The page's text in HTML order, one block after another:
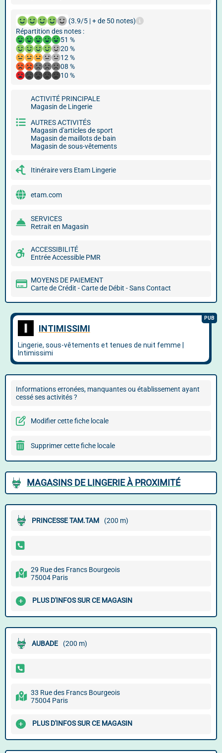
(3.9/5 | + de 50 notes)
Répartition des notes :
51 %
20 %
12 %
08 %
10 %
ACTIVITÉ PRINCIPALE
Magasin de Lingerie
AUTRES ACTIVITÉS
Magasin d'articles de sport
Magasin de maillots de bain
Magasin de sous-vêtements
Itinéraire vers Etam Lingerie
etam.com
SERVICES
Retrait en Magasin
ACCESSIBILITÉ
Entrée Accessible PMR
MOYENS DE PAIEMENT
Carte de Crédit - Carte de Débit - Sans Contact
Informations erronées, manquantes ou établissement ayant
cessé ses activités ?
Modifier cette fiche locale
Supprimer cette fiche locale
MAGASINS DE LINGERIE À PROXIMITÉ
PRINCESSE TAM.TAM (200 m)
29 Rue des Francs Bourgeois
75004 Paris
PLUS D'INFOS SUR CE MAGASIN
AUBADE (200 m)
33 Rue des Francs Bourgeois
75004 Paris
PLUS D'INFOS SUR CE MAGASIN